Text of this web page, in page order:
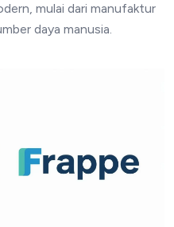
mulai dari manufaktur
daya manusia.